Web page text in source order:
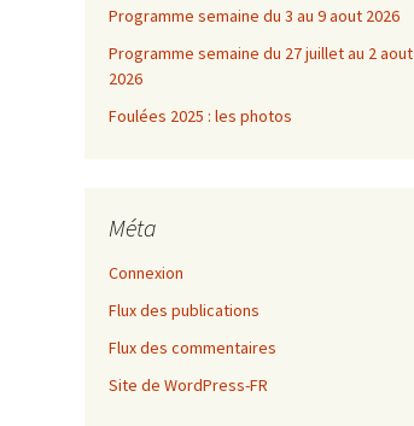
Programme semaine du 3 au 9 aout 2026
Programme semaine du 27 juillet au 2 aout
2026
Foulées 2025 : les photos
Méta
Connexion
Flux des publications
Flux des commentaires
Site de WordPress-FR